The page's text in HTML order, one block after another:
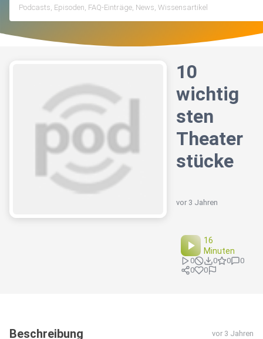
10
wichtig
sten
Theater
stücke
vor 3 Jahren
16
Minuten
0 0 0
0
0
0
Beschreibung vor 3 Jahren